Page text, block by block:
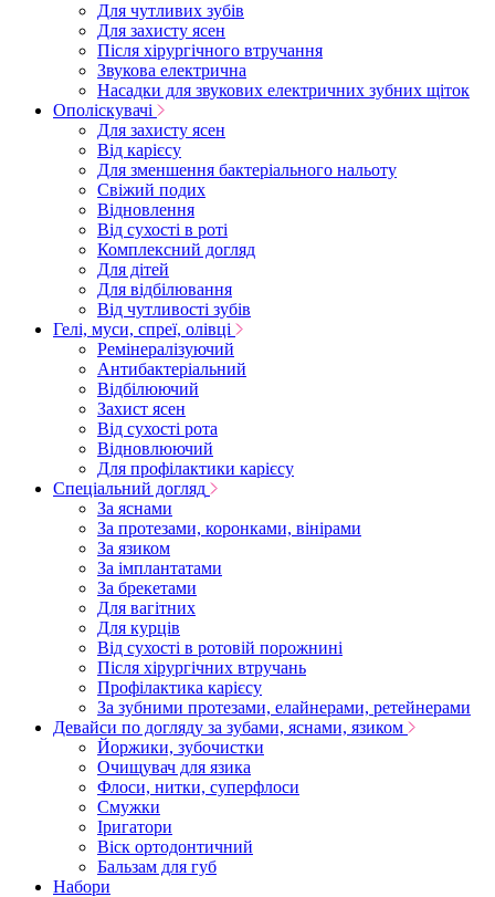
Для чутливих зубів
Для захисту ясен
Після хірургічного втручання
Звукова електрична
Насадки для звукових електричних зубних щіток
Ополіскувачі
Для захисту ясен
Від карієсу
Для зменшення бактеріального нальоту
Свіжий подих
Відновлення
Від сухості в роті
Комплексний догляд
Для дітей
Для відбілювання
Від чутливості зубів
Гелі, муси, спреї, олівці
Ремінералізуючий
Антибактеріальний
Відбілюючий
Захист ясен
Від сухості рота
Відновлюючий
Для профілактики карієсу
Спеціальний догляд
За яснами
За протезами, коронками, вінірами
За язиком
За імплантатами
За брекетами
Для вагітних
Для курців
Від сухості в ротовій порожнині
Після хірургічних втручань
Профілактика карієсу
За зубними протезами, елайнерами, ретейнерами
Девайси по догляду за зубами, яснами, язиком
Йоржики, зубочистки
Очищувач для язика
Флоси, нитки, суперфлоси
Смужки
Іригатори
Віск ортодонтичний
Бальзам для губ
Набори